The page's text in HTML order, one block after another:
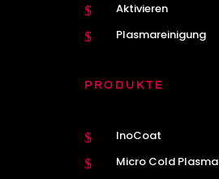
$ Aktivieren
$ Plasmareinigung
PRODUKTE
$ InoCoat
$ Micro Cold Plasma